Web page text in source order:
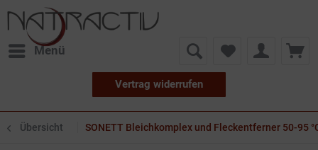
Menü
Vertrag widerrufen
Übersicht SONETT Bleichkomplex und Fleckentferner 50-95